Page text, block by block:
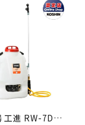
手動 噴霧器 工進 RW-7DX 背負い式 7Lタンク 噴霧 防除 除草